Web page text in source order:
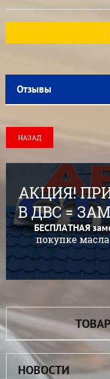
Отзывы
НАЗАД
АКЦИЯ!
В ДВС =
БЕСПЛАТНАЯ
покупке
НОВОСТИ